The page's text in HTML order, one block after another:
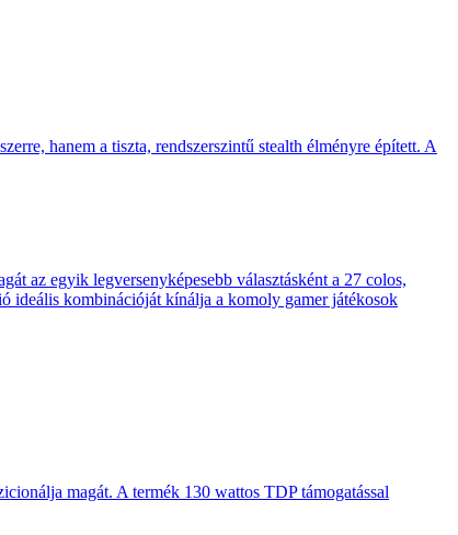
hanem a tiszta, rendszerszintű stealth élményre épített. A
az egyik legversenyképesebb választásként a 27 colos,
ideális kombinációját kínálja a komoly gamer játékosok
magát. A termék 130 wattos TDP támogatással